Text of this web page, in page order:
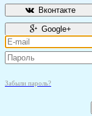
Вконтакте
Google+
Забыли пароль?